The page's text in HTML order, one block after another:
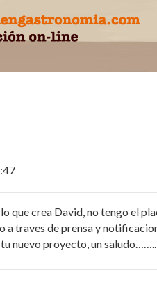
que crea David, no tengo el
a traves de prensa y
nuevo proyecto, un